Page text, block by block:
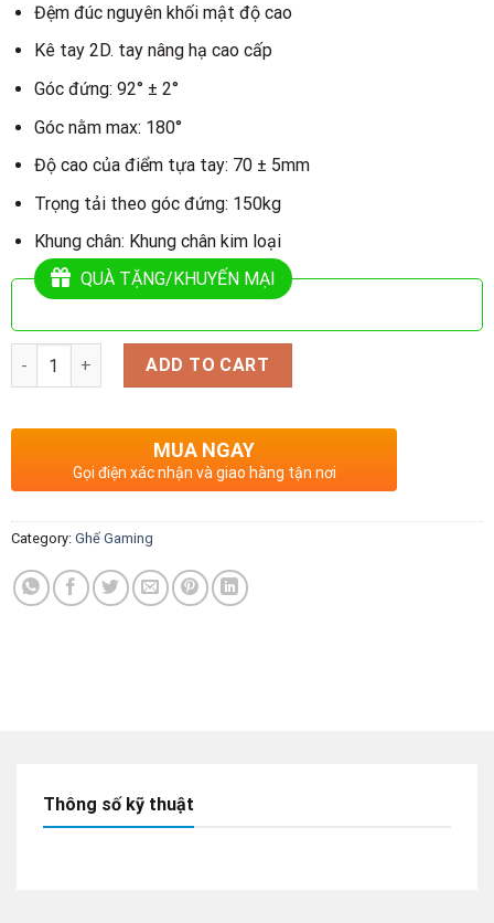
Đệm đúc nguyên khối mật độ cao
Kê tay 2D. tay nâng hạ cao cấp
Góc đứng: 92° ± 2°
Góc nằm max: 180°
Độ cao của điểm tựa tay: 70 ± 5mm
Trọng tải theo góc đứng: 150kg
Khung chân: Khung chân kim loại
QUÀ TẶNG/KHUYẾN MẠI
Quantity ADD TO CART
MUA NGAY
Gọi điện xác nhận và giao hàng tận nơi
Category: Ghế Gaming
Thông số kỹ thuật